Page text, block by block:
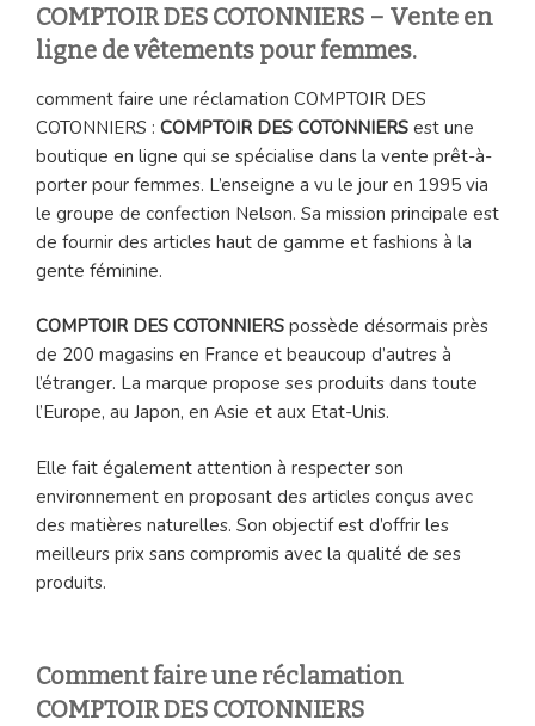
COMPTOIR DES COTONNIERS – Vente en
ligne de vêtements pour femmes.
comment faire une réclamation COMPTOIR DES
COTONNIERS : COMPTOIR DES COTONNIERS est une
boutique en ligne qui se spécialise dans la vente prêt-à-
porter pour femmes. L’enseigne a vu le jour en 1995 via
le groupe de confection Nelson. Sa mission principale est
de fournir des articles haut de gamme et fashions à la
gente féminine.
COMPTOIR DES COTONNIERS possède désormais près
de 200 magasins en France et beaucoup d’autres à
l’étranger. La marque propose ses produits dans toute
l’Europe, au Japon, en Asie et aux Etat-Unis.
Elle fait également attention à respecter son
environnement en proposant des articles conçus avec
des matières naturelles. Son objectif est d’offrir les
meilleurs prix sans compromis avec la qualité de ses
produits.
Comment faire une réclamation
COMPTOIR DES COTONNIERS